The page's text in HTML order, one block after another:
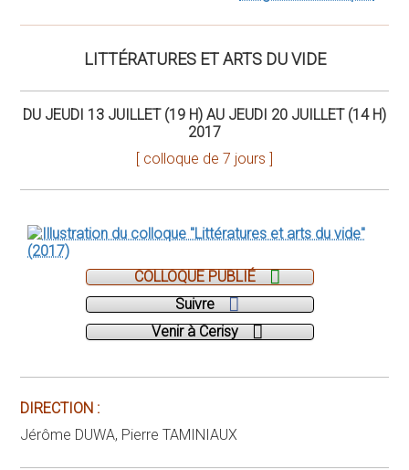
LITTÉRATURES ET ARTS DU VIDE
DU JEUDI 13 JUILLET (19 H) AU JEUDI 20 JUILLET (14 H)
2017
[ colloque de 7 jours ]
COLLOQUE PUBLIÉ
Suivre
Venir à Cerisy
DIRECTION :
Jérôme DUWA, Pierre TAMINIAUX